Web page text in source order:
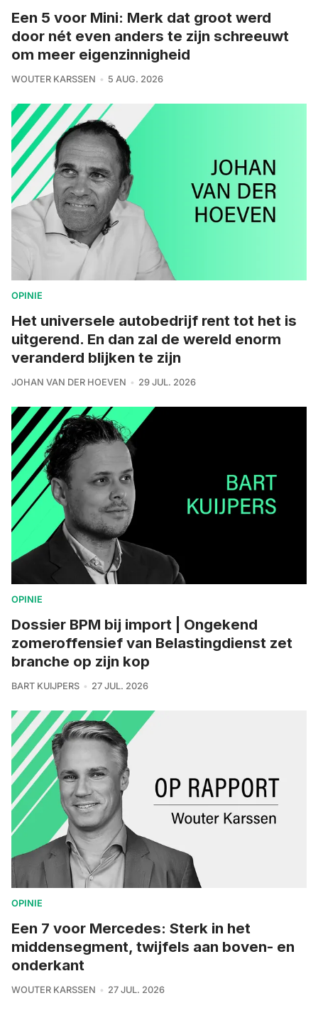
Een 5 voor Mini: Merk dat groot werd
door nét even anders te zijn schreeuwt
om meer eigenzinnigheid
WOUTER KARSSEN 5 AUG. 2026
OPINIE
Het universele autobedrijf rent tot het is
uitgerend. En dan zal de wereld enorm
veranderd blijken te zijn
JOHAN VAN DER HOEVEN 29 JUL. 2026
OPINIE
Dossier BPM bij import | Ongekend
zomeroffensief van Belastingdienst zet
branche op zijn kop
BART KUIJPERS 27 JUL. 2026
OPINIE
Een 7 voor Mercedes: Sterk in het
middensegment, twijfels aan boven- en
onderkant
WOUTER KARSSEN 27 JUL. 2026